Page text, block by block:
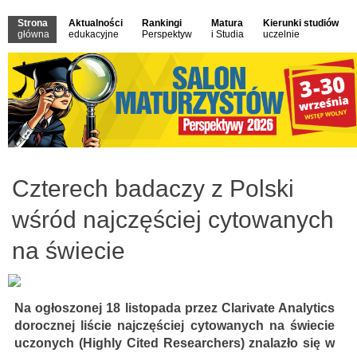
Strona
główna
Aktualności
edukacyjne
Rankingi
Perspektyw
Matura
i Studia
Kierunki studiów
uczelnie
Czterech badaczy z Polski
wśród najczęściej cytowanych
na świecie
Na ogłoszonej 18 listopada przez Clarivate Analytics
dorocznej liście najczęściej cytowanych na świecie
uczonych (Highly Cited Researchers) znalazło się w